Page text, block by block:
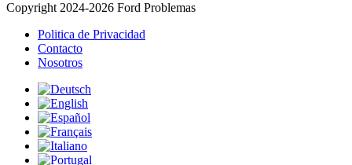
Copyright 2024-2026 Ford Problemas
Politica de Privacidad
Contacto
Nosotros